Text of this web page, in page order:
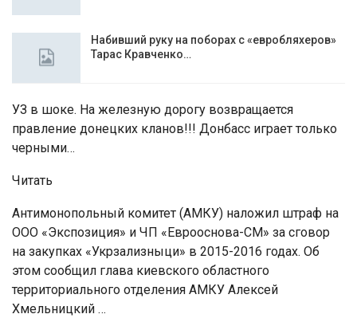
Набивший руку на поборах с «евробляхеров»
Тарас Кравченко…
УЗ в шоке. На железную дорогу возвращается
правление донецких кланов!!! Донбасс играет только
черными…
Читать
Антимонопольный комитет (АМКУ) наложил штраф на
ООО «Экспозиция» и ЧП «Еврооснова-СМ» за сговор
на закупках «Укрзализныци» в 2015-2016 годах. Об
этом сообщил глава киевского областного
территориального отделения АМКУ Алексей
Хмельницкий …